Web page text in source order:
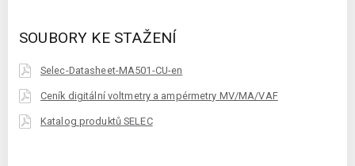
SOUBORY KE STAŽENÍ
Selec-Datasheet-MA501-CU-en
Ceník digitální voltmetry a ampérmetry MV/MA/VAF
Katalog produktů SELEC